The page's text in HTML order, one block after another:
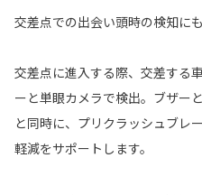
交差点での出会い頭時の検知にも
交差点に進入する際、交差する
ーと単眼カメラで検出。ブザー
と同時に、プリクラッシュブレ
軽減をサポートします。